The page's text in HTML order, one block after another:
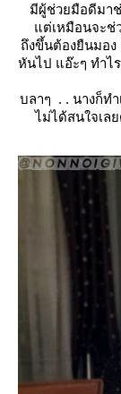
มีผู้ช่วยมือดีมาช่
ต่เหมือนจะช่ว
ถึงขึ้นต้องยืนมอง
หันไป แอ๊ะๆ ทำไ
บลาๆ . . นางก็ท
ไม่ได้สนใจเล